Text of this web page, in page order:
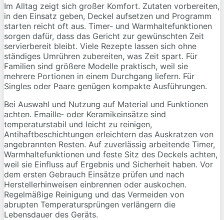
Im Alltag zeigt sich großer Komfort. Zutaten vorbereiten,
in den Einsatz geben, Deckel aufsetzen und Programm
starten reicht oft aus. Timer‑ und Warmhaltefunktionen
sorgen dafür, dass das Gericht zur gewünschten Zeit
servierbereit bleibt. Viele Rezepte lassen sich ohne
ständiges Umrühren zubereiten, was Zeit spart. Für
Familien sind größere Modelle praktisch, weil sie
mehrere Portionen in einem Durchgang liefern. Für
Singles oder Paare genügen kompakte Ausführungen.
Bei Auswahl und Nutzung auf Material und Funktionen
achten. Emaille‑ oder Keramikeinsätze sind
temperaturstabil und leicht zu reinigen,
Antihaftbeschichtungen erleichtern das Auskratzen von
angebrannten Resten. Auf zuverlässig arbeitende Timer,
Warmhaltefunktionen und feste Sitz des Deckels achten,
weil sie Einfluss auf Ergebnis und Sicherheit haben. Vor
dem ersten Gebrauch Einsätze prüfen und nach
Herstellerhinweisen einbrennen oder auskochen.
Regelmäßige Reinigung und das Vermeiden von
abrupten Temperatursprüngen verlängern die
Lebensdauer des Geräts.